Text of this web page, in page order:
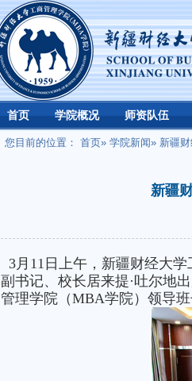
首页 学院概况 师资队伍
您目前的位置： 首页» 学院新闻» 新疆
新疆
3月11日上午，新疆财经大
副书记、校长居来提·吐尔地
管理学院（MBA学院）领导